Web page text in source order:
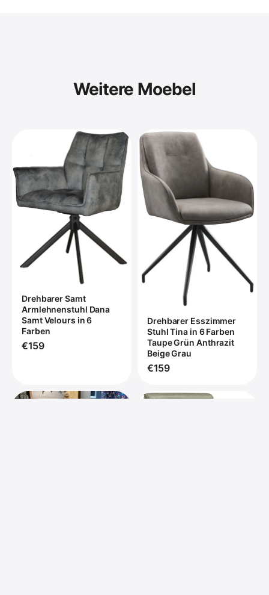
Weitere Moebel
Drehbarer Samt
Armlehnenstuhl Dana
Samt Velours in 6
Farben
€159
Drehbarer Esszimmer
Stuhl Tina in 6 Farben
Taupe Grün Anthrazit
Beige Grau
€159